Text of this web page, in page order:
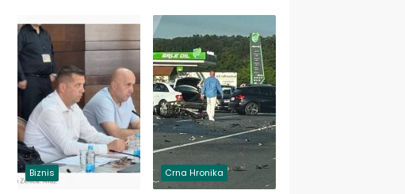
Biznis Crna Hronika